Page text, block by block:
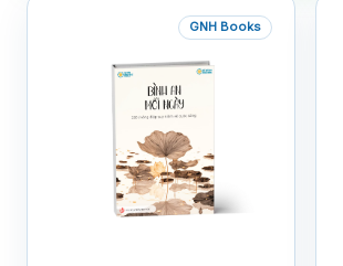
GNH Books